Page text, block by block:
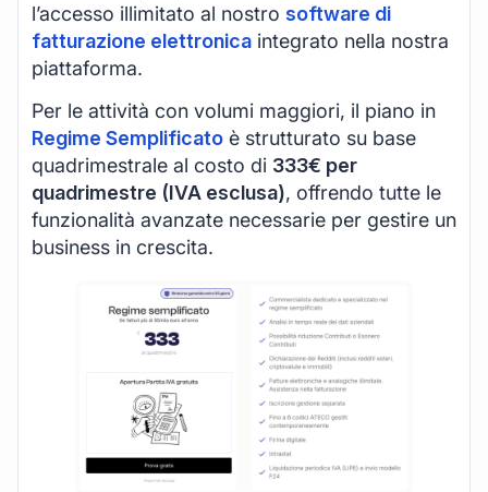
l’accesso illimitato al nostro software di
fatturazione elettronica integrato nella nostra
piattaforma.
Per le attività con volumi maggiori, il piano in
Regime Semplificato è strutturato su base
quadrimestrale al costo di 333€ per
quadrimestre (IVA esclusa), offrendo tutte le
funzionalità avanzate necessarie per gestire un
business in crescita.